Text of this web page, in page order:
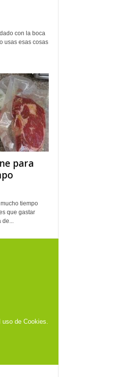
con la boca
usas esas cosas
para
tiempo
que gastar
de...
uso de Cookies.